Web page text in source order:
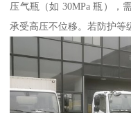
压气瓶（如 30MPa 瓶），
承受高压不位移。若防护等